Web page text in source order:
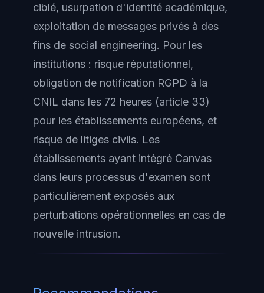
ciblé, usurpation d'identité académique,
exploitation de messages privés à des
fins de social engineering. Pour les
institutions : risque réputationnel,
obligation de notification RGPD à la
CNIL dans les 72 heures (article 33)
pour les établissements européens, et
risque de litiges civils. Les
établissements ayant intégré Canvas
dans leurs processus d'examen sont
particulièrement exposés aux
perturbations opérationnelles en cas de
nouvelle intrusion.